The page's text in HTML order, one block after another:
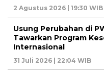
2 Agustus 2026 | 19:30 WIB
Usung Perubahan di
Tawarkan Program
Internasional
31 Juli 2026 | 22:04 WIB